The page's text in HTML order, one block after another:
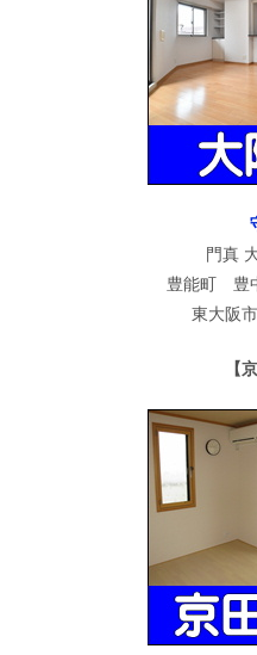
門真
豊能町
東大阪
【